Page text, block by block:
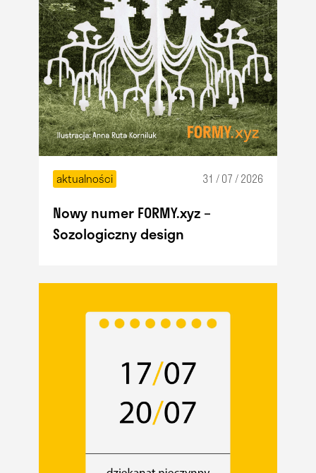
aktualności 31 / 07 / 2026
Nowy numer FORMY.xyz –
Sozologiczny design